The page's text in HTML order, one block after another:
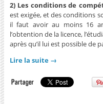
2) Les conditions de
est exigée, et des conditions
il faut avoir au moins 16
l’obtention de la licence,
après qu’il lui est possible de
Lire la suite →